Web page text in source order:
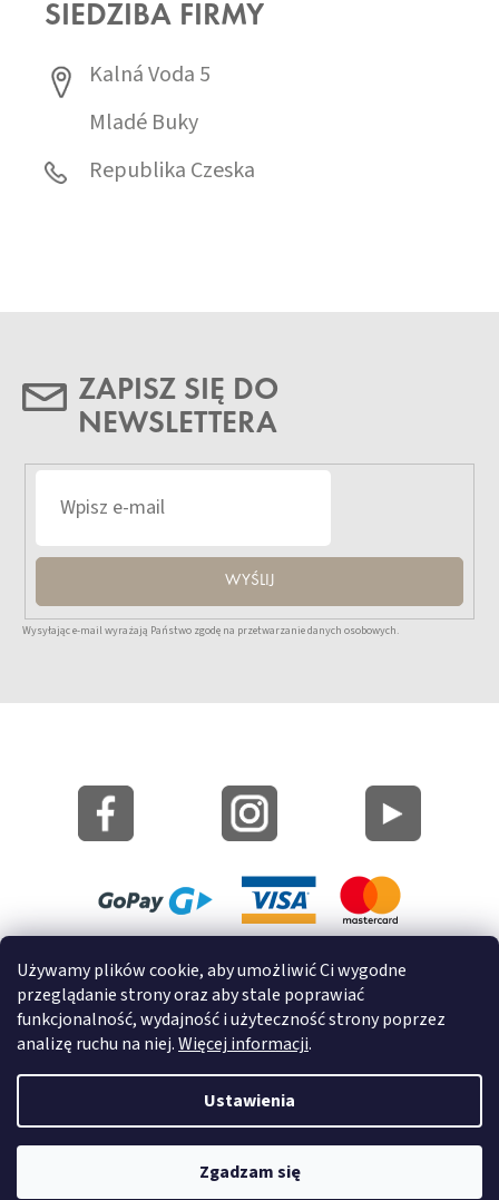
Używamy plików cookie, aby umożliwić Ci wygodne
przeglądanie strony oraz aby stale poprawiać
funkcjonalność, wydajność i użyteczność strony poprzez
analizę ruchu na niej.Więcej informacji.
Ustawienia
Zgadzam się
SIEDZIBA FIRMY
Kalná Voda 5
Mladé Buky
Republika Czeska
ZAPISZ SIĘ DO
NEWSLETTERA
WYŚLIJ
Wysyłając e-mail wyrażają Państwo zgodę na przetwarzanie danych osobowych.
Informacje o cookies
© 2022 GRUND a.s.
Opracował Shoptet
Copyright 2026GrundHome.pl. Wszystkie prawa zastrzeżone.